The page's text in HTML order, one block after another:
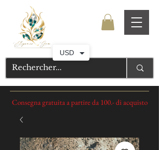
Consegna gratuita a partire da 100.- di acquisto
USD